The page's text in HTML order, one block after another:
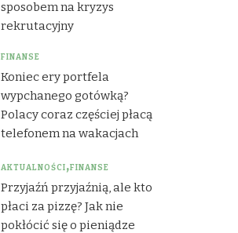
sposobem na kryzys
rekrutacyjny
FINANSE
Koniec ery portfela
wypchanego gotówką?
Polacy coraz częściej płacą
telefonem na wakacjach
AKTUALNOŚCI FINANSE
Przyjaźń przyjaźnią, ale kto
płaci za pizzę? Jak nie
pokłócić się o pieniądze